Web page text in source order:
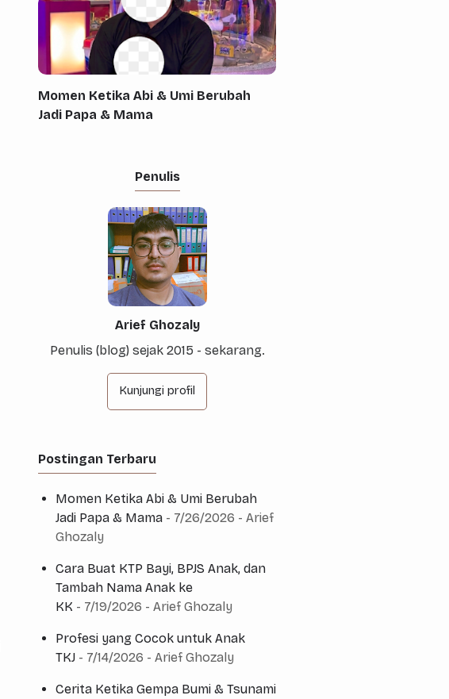
Momen Ketika Abi & Umi Berubah
Jadi Papa & Mama
Penulis
Arief Ghozaly
Penulis (blog) sejak 2015 - sekarang.
Kunjungi profil
Postingan Terbaru
Momen Ketika Abi & Umi Berubah
Jadi Papa & Mama- 7/26/2026 - Arief
Ghozaly
Cara Buat KTP Bayi, BPJS Anak, dan
Tambah Nama Anak ke
KK - 7/19/2026 - Arief Ghozaly
Profesi yang Cocok untuk Anak
TKJ- 7/14/2026 - Arief Ghozaly
Cerita Ketika Gempa Bumi & Tsunami